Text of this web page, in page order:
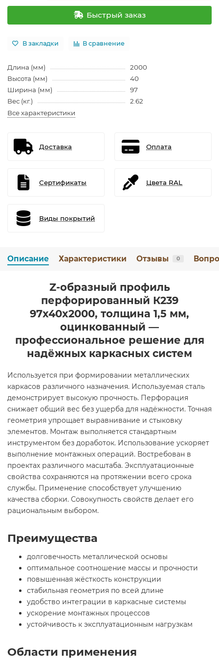
Быстрый заказ
В закладки В сравнение
Длина (мм)
2000
Высота (мм)
40
Ширина (мм)
97
Вес (кг.)
2.62
Все характеристики
Доставка Оплата
Сертификаты Цвета RAL
Виды покрытий
Описание Характеристики Отзывы 0
Z-образный профиль
перфорированный К239
97x40x2000, толщина 1,5 мм,
оцинкованный —
профессиональное решение для
надёжных каркасных систем
Используется при формировании металлических
каркасов различного назначения. Используемая сталь
демонстрирует высокую прочность. Перфорация
снижает общий вес без ущерба для надёжности. Точная
геометрия упрощает выравнивание и стыковку
элементов. Монтаж выполняется стандартным
инструментом без доработок. Использование ускоряет
выполнение монтажных операций. Востребован в
проектах различного масштаба. Эксплуатационные
свойства сохраняются на протяжении всего срока
службы. Применение способствует улучшению
качества сборки. Совокупность свойств делает его
рациональным выбором.
Преимущества
долговечность металлической основы
оптимальное соотношение массы и прочности
повышенная жёсткость конструкции
стабильная геометрия по всей длине
удобство интеграции в каркасные системы
ускорение монтажных процессов
устойчивость к эксплуатационным нагрузкам
Области применения